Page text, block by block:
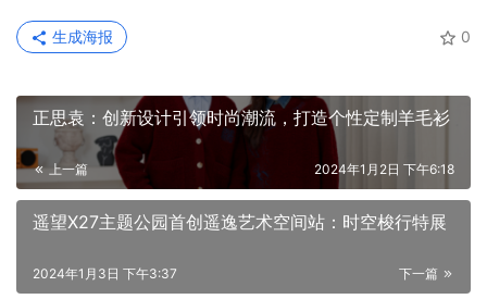
0
生成海报
正思袁：创新设计引领时尚潮流，打造个性定制羊毛衫
上一篇 2024年1月2日 下午6:18
遥望X27主题公园首创遥逸艺术空间站：时空梭行特展
下一篇
2024年1月3日 下午3:37